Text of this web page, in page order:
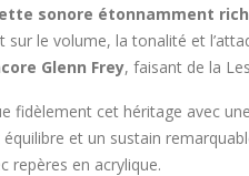
sonore étonnamment
le volume, la tonalité et
Glenn Frey, faisant de la
fidèlement cet héritage avec
et un sustain
repères en acrylique.